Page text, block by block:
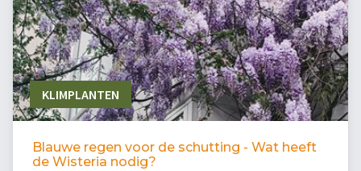
KLIMPLANTEN
Blauwe regen voor de schutting - Wat heeft
de Wisteria nodig?